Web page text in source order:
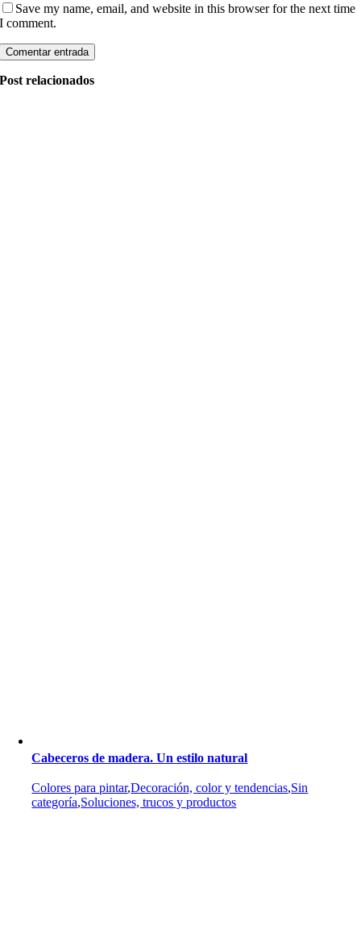
Save my name, email, and website in this browser for the next time
I comment.
Post relacionados
Cabeceros de madera. Un estilo natural
Colores para pintar,Decoración, color y tendencias,Sin
categoría,Soluciones, trucos y productos